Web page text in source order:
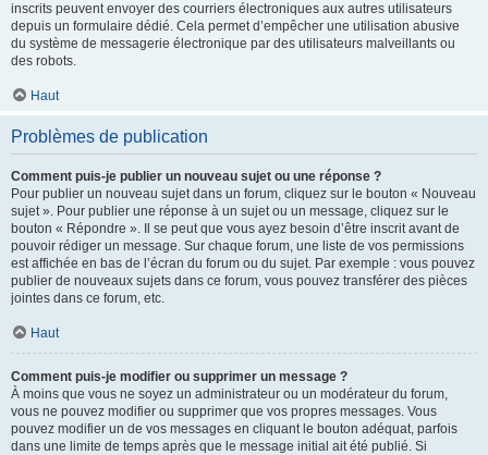
inscrits peuvent envoyer des courriers électroniques aux autres utilisateurs
depuis un formulaire dédié. Cela permet d’empêcher une utilisation abusive
du système de messagerie électronique par des utilisateurs malveillants ou
des robots.
Haut
Problèmes de publication
Comment puis-je publier un nouveau sujet ou une réponse ?
Pour publier un nouveau sujet dans un forum, cliquez sur le bouton « Nouveau
sujet ». Pour publier une réponse à un sujet ou un message, cliquez sur le
bouton « Répondre ». Il se peut que vous ayez besoin d’être inscrit avant de
pouvoir rédiger un message. Sur chaque forum, une liste de vos permissions
est affichée en bas de l’écran du forum ou du sujet. Par exemple : vous pouvez
publier de nouveaux sujets dans ce forum, vous pouvez transférer des pièces
jointes dans ce forum, etc.
Haut
Comment puis-je modifier ou supprimer un message ?
À moins que vous ne soyez un administrateur ou un modérateur du forum,
vous ne pouvez modifier ou supprimer que vos propres messages. Vous
pouvez modifier un de vos messages en cliquant le bouton adéquat, parfois
dans une limite de temps après que le message initial ait été publié. Si